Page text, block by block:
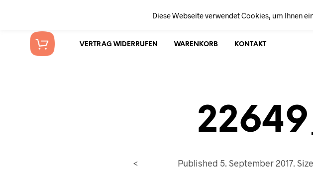
VERTRAG WIDERRUFEN WARENKORB KONTAKT
Published 5. September 2017.
<
Diese Webseite verwendet Cookies, um Ihnen